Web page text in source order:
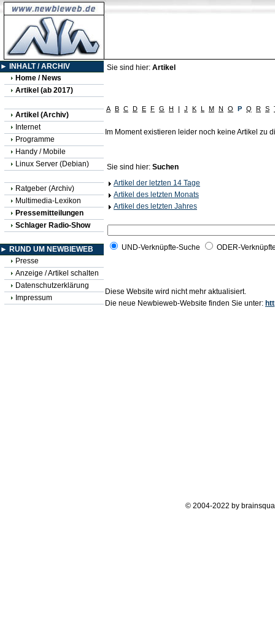
► INHALT / ARCHIV
Home / News
Artikel (ab 2017)
Artikel (Archiv)
Internet
Programme
Handy / Mobile
Linux Server (Debian)
Ratgeber (Archiv)
Multimedia-Lexikon
Pressemitteilungen
Schlager Radio-Show
► RUND UM NEWBIEWEB
Presse
Anzeige / Artikel schalten
Datenschutzerklärung
Impressum
Sie sind hier: Artikel
A B C D E F G H I J K L M N O P Q R S
Im Moment existieren leider noch keine Artikel zu
Sie sind hier: Suchen
Artikel der letzten 14 Tage
Artikel des letzten Monats
Artikel des letzten Jahres
UND-Verknüpfte-Suche ODER-
Diese Website wird nicht mehr aktualisiert.
Die neue Newbieweb-Website finden Sie unter:
© 2004-2022 by